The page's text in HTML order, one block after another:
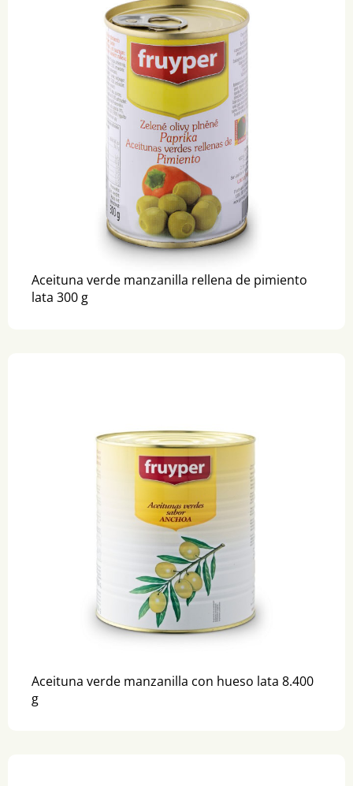
Aceituna verde manzanilla rellena de pimiento
lata 300 g
Aceituna verde manzanilla con hueso lata 8.400
g